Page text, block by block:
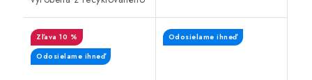
Ponúka protišmykový
povrch, priepustnosť vody
a rýchle...
materiálu. Vďaka svojim
jedinečným vlastnostiam
má široké...
10 %
Odosielame ihneď
Odosielame ihneď